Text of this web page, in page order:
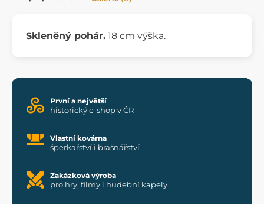
Skleněný pohár. 18 cm výška.
První a největší
historický e-shop v ČR
Vlastní kovárna
šperkařství i brašnářství
Zakázková výroba
pro hry, filmy i hudební kapely